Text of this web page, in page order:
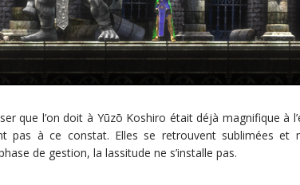
que l’on doit à Yūzō Koshiro était déjà magnifique à
pas à ce constat. Elles se retrouvent sublimées et
de gestion, la lassitude ne s’installe pas.